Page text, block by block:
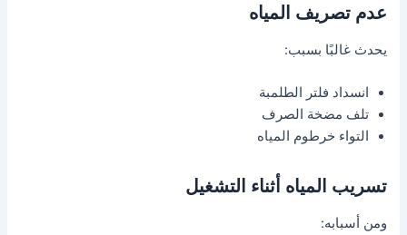
عدم تصريف المياه
يحدث غالبًا بسبب:
انسداد فلتر الطلمبة
تلف مضخة الصرف
التواء خرطوم المياه
تسريب المياه أثناء التشغيل
ومن أسبابه: